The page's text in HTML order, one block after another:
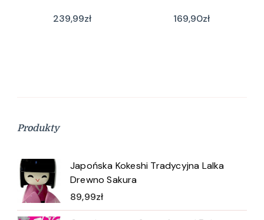
239,99zł 169,90zł
Produkty
Japońska Kokeshi Tradycyjna Lalka
Drewno Sakura
89,99zł